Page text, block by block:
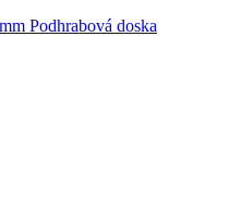
Podhrabová doska